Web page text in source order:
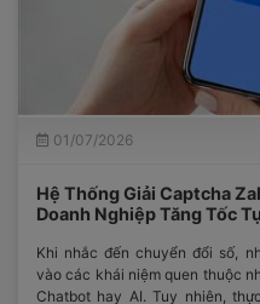
01/07/2026
Hệ Thống Giải Captcha
Doanh Nghiệp Tăng Tốc
Khi nhắc đến chuyển đổi số,
vào các khái niệm quen thuộc
Chatbot hay AI. Tuy nhiên,